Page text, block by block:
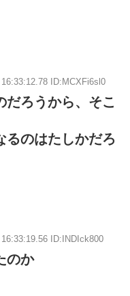
ID:MCXFi6sl0
だろうから、そこ
るのはたしかだろ
ID:INDIck800
のか